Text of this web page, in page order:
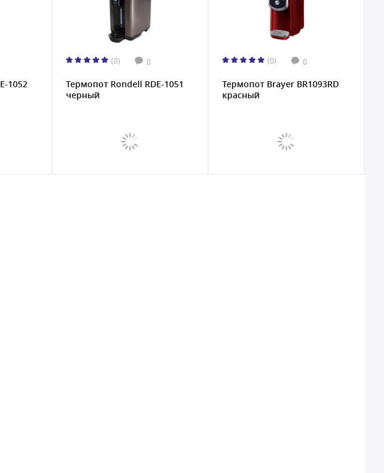
1052
(0) 0
Термопот Rondell RDE-1051
черный
(0) 0
Термопот Brayer BR1093RD
красный